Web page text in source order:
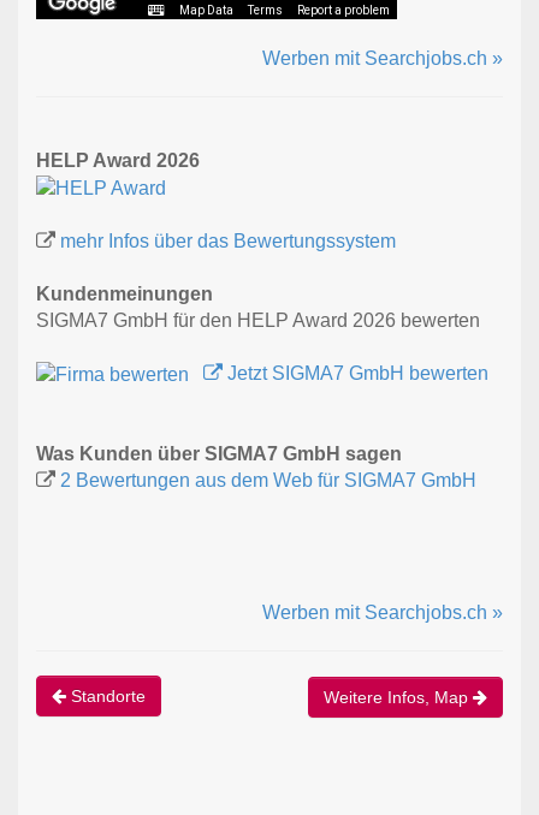
Map Data Terms Report a problem
Werben mit Searchjobs.ch »
HELP Award 2026
mehr Infos über das Bewertungssystem
Kundenmeinungen
SIGMA7 GmbH für den HELP Award 2026 bewerten
Jetzt SIGMA7 GmbH bewerten
Was Kunden über SIGMA7 GmbH sagen
2 Bewertungen aus dem Web für SIGMA7 GmbH
Werben mit Searchjobs.ch »
Standorte Weitere Infos, Map